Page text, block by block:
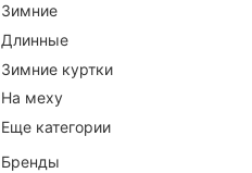
Зимние
Длинные
Зимние куртки
На меху
Еще категории
Бренды